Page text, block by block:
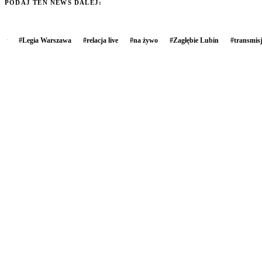
PODAJ TEN NEWS DALEJ:
#Legia Warszawa #relacja live #na żywo #Zagłębie Lubin #